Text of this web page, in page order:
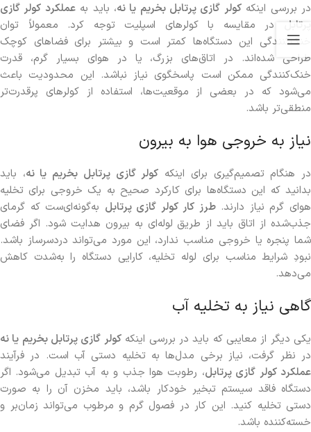
در بررسی اینکهکولر گازی پرتابل بخریم یا نه، باید بهعملکرد کولر گازی
پرتابل
در مقایسه با کولرهای اسپلیت توجه کرد. معمولاً توان
خنک‌کنندگی این دستگاه‌ها کمتر است و بیشتر برای فضاهای کوچک
طراحی شده‌اند. در اتاق‌های بزرگ، یا در هوای بسیار گرم، قدرت
خنک‌کنندگی ممکن است پاسخگوی نیاز نباشد. این محدودیت باعث
می‌شود که در بعضی از موقعیت‌ها، استفاده از کولرهای پرقدرت‌تر
منطقی‌تر باشد.
نیاز به خروجی هوا به بیرون
در هنگام تصمیم‌گیری برای اینکه کولر گازی پرتابل بخریم یا نه، باید
بدانید که این دستگاه‌ها برای کارکرد صحیح به یک خروجی برای تخلیه
هوای گرم نیاز دارند.طرز کار کولر گازی پرتابل به‌گونه‌ای‌ست که گرمای
جذب‌شده از اتاق باید از طریق لوله‌ای به بیرون هدایت شود. اگر فضای
شما پنجره یا خروجی مناسب ندارد، این مورد می‌تواند دردسرساز باشد.
نبودِ شرایط مناسب برای لوله تخلیه، کارایی دستگاه را به‌شدت کاهش
می‌دهد.
گاهی نیاز به تخلیه آب
یکی دیگر از معایبی که باید در بررسی اینکهکولر گازی پرتابل بخریم یا نه
در نظر گرفت، نیاز برخی مدل‌ها به تخلیه دستی آب است. در فرآیند
عملکرد کولر گازی پرتابل، رطوبت هوا جذب و به آب تبدیل می‌شود. اگر
دستگاه فاقد سیستم تبخیر خودکار باشد، باید مخزن آن را به صورت
دستی تخلیه کنید. این کار در فصول گرم و مرطوب می‌تواند زمان‌بر و
خسته‌کننده باشد.